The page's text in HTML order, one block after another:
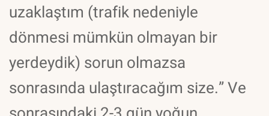
uzaklaştım (trafik nedeniyle
dönmesi mümkün olmayan bir
yerdeydik) sorun olmazsa
sonrasında ulaştıracağım size.” Ve